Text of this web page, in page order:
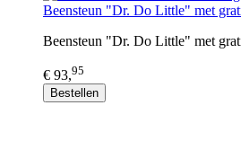
Beensteun "Dr. Do Little" met
Beensteun "Dr. Do Little" met
€ 93,95
Bestellen